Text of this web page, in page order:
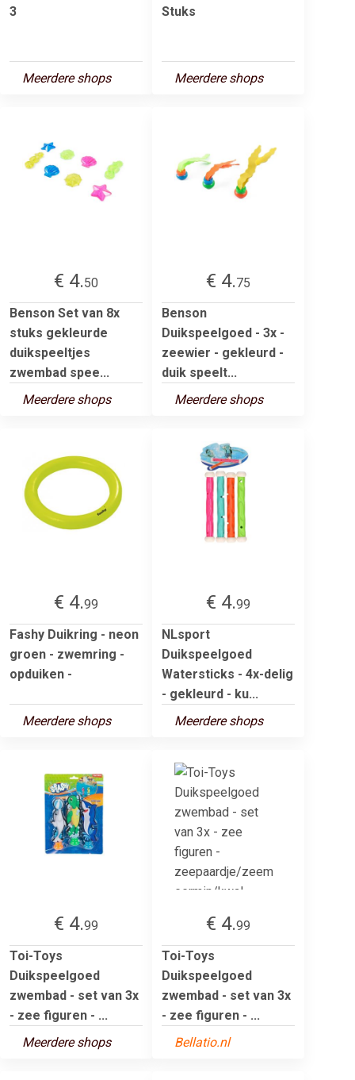
3
Meerdere shops
Stuks
Meerdere shops
€ 4.50
Benson Set van 8x
stuks gekleurde
duikspeeltjes
zwembad spee...
Meerdere shops
€ 4.75
Benson
Duikspeelgoed - 3x -
zeewier - gekleurd -
duik speelt...
Meerdere shops
€ 4.99
Fashy Duikring - neon
groen - zwemring -
opduiken -
Meerdere shops
€ 4.99
NLsport
Duikspeelgoed
Watersticks - 4x-delig
- gekleurd - ku...
Meerdere shops
€ 4.99
Toi-Toys
Duikspeelgoed
zwembad - set van 3x
- zee figuren - ...
Meerdere shops
€ 4.99
Toi-Toys
Duikspeelgoed
zwembad - set van 3x
- zee figuren - ...
Bellatio.nl